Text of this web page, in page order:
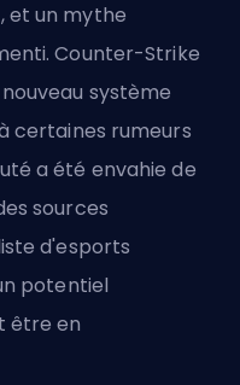
et un mythe
Counter-Strike
système
certaines rumeurs
a été envahie de
sources
d'esports
potentiel
être en